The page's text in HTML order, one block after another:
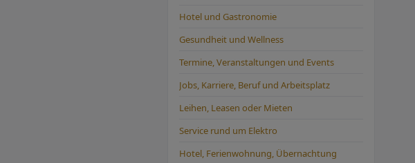
Hotel und Gastronomie
Gesundheit und Wellness
Termine, Veranstaltungen und Events
Jobs, Karriere, Beruf und Arbeitsplatz
Leihen, Leasen oder Mieten
Service rund um Elektro
Hotel, Ferienwohnung, Übernachtung